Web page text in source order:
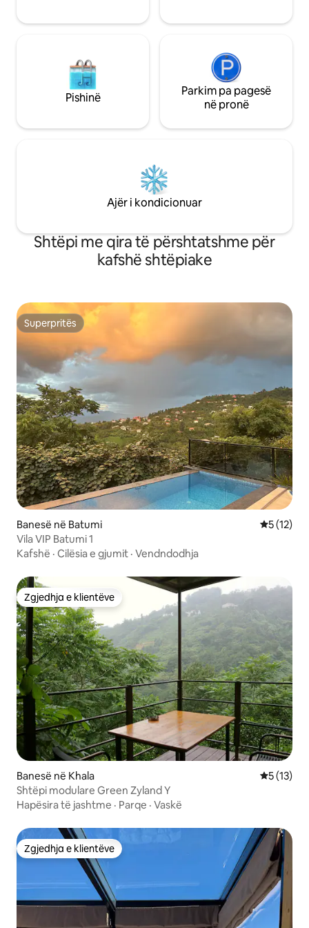
Pishinë
Parkim pa pagesë
në pronë
Ajër i kondicionuar
Shtëpi me qira të përshtatshme për
kafshë shtëpiake
Superpritës
Superpritës
Banesë në Batumi Vlerësimi
5 (12)
Vila VIP Batumi 1
Kafshë · Cilësia e gjumit · Vendndodhja
Zgjedhja e klientëve
Zgjedhja e klientëve
Banesë në Khala Vlerësimi
5 (13)
Shtëpi modulare Green Zyland Y
Hapësira të jashtme · Parqe · Vaskë
Zgjedhja e klientëve
Zgjedhja e klientëve